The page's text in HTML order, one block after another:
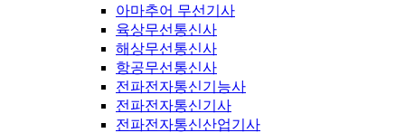
아마추어 무선기사
육상무선통신사
해상무선통신사
항공무선통신사
전파전자통신기능사
전파전자통신기사
전파전자통신산업기사